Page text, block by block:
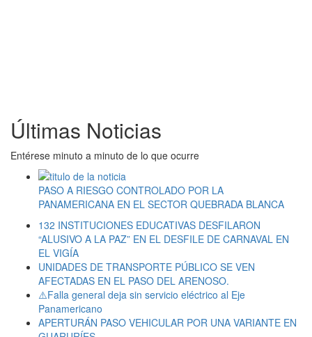
Últimas Noticias
Entérese minuto a minuto de lo que ocurre
PASO A RIESGO CONTROLADO POR LA
PANAMERICANA EN EL SECTOR QUEBRADA BLANCA
132 INSTITUCIONES EDUCATIVAS DESFILARON
“ALUSIVO A LA PAZ” EN EL DESFILE DE CARNAVAL EN
EL VIGÍA
UNIDADES DE TRANSPORTE PÚBLICO SE VEN
AFECTADAS EN EL PASO DEL ARENOSO.
⚠️Falla general deja sin servicio eléctrico al Eje
Panamericano
APERTURÁN PASO VEHICULAR POR UNA VARIANTE EN